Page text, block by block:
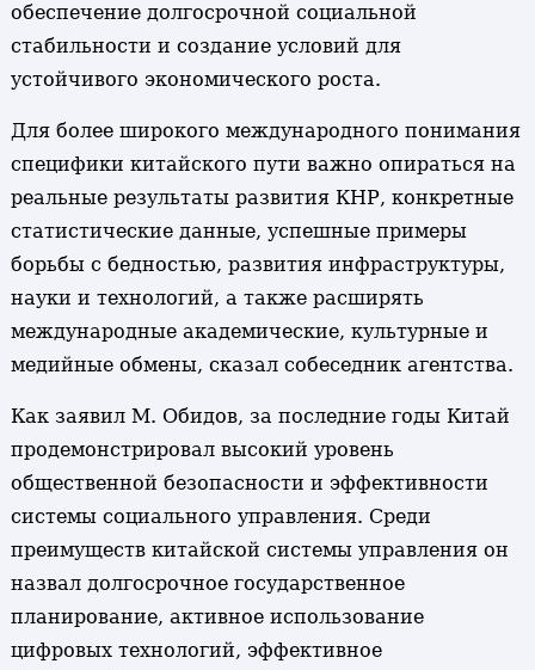
обеспечение долгосрочной социальной
стабильности и создание условий для
устойчивого экономического роста.
Для более широкого международного понимания
специфики китайского пути важно опираться на
реальные результаты развития КНР, конкретные
статистические данные, успешные примеры
борьбы с бедностью, развития инфраструктуры,
науки и технологий, а также расширять
международные академические, культурные и
медийные обмены, сказал собеседник агентства.
Как заявил М. Обидов, за последние годы Китай
продемонстрировал высокий уровень
общественной безопасности и эффективности
системы социального управления. Среди
преимуществ китайской системы управления он
назвал долгосрочное государственное
планирование, активное использование
цифровых технологий, эффективное